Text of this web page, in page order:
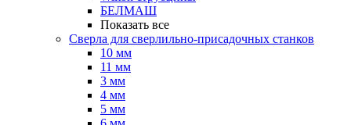
БЕЛМАШ
Показать все
Сверла для сверлильно-присадочных станков
10 мм
11 мм
3 мм
4 мм
5 мм